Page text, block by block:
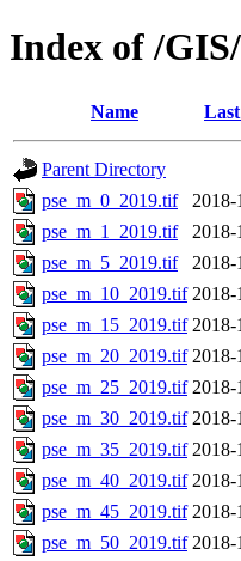
Index of /
Name
Parent Directory
pse_m_0_2019.tif
2018-
pse_m_1_2019.tif
2018-
pse_m_5_2019.tif
2018-
pse_m_10_2019.tif 2018-
pse_m_15_2019.tif 2018-
pse_m_20_2019.tif 2018-
pse_m_25_2019.tif 2018-
pse_m_30_2019.tif 2018-
pse_m_35_2019.tif 2018-
pse_m_40_2019.tif 2018-
pse_m_45_2019.tif 2018-
pse_m_50_2019.tif 2018-